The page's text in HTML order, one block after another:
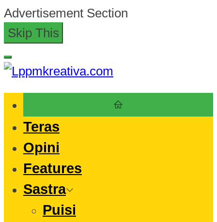
Skip
to
content
Advertisement Section
Skip This
Teras
Opini
Features
Sastra
Puisi